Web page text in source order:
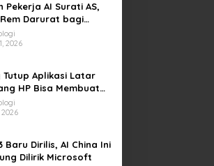
Pekerja AI Surati AS,
Darurat bagi
Canggih
2026
Tutup Aplikasi Latar
HP Bisa Membuat
Lebih Boros
Baru Dirilis, AI China Ini
Dilirik Microsoft